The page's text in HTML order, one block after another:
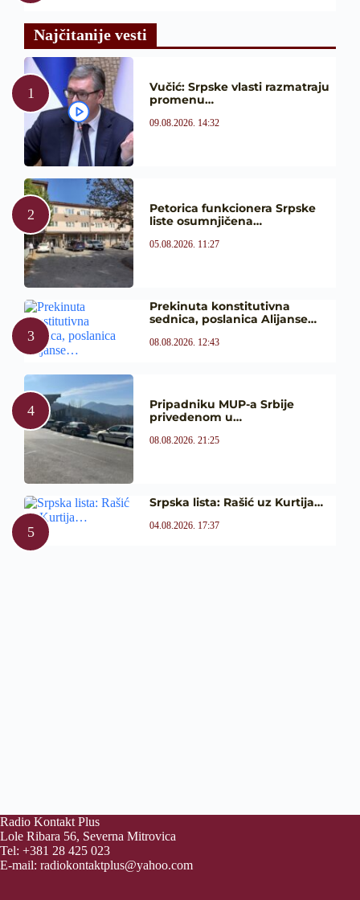
Najčitanije vesti
Vučić: Srpske vlasti razmatraju
promenu…
09.08.2026. 14:32
Petorica funkcionera Srpske
liste osumnjičena…
05.08.2026. 11:27
Prekinuta konstitutivna
sednica, poslanica Alijanse…
08.08.2026. 12:43
Pripadniku MUP-a Srbije
privedenom u…
08.08.2026. 21:25
Srpska lista: Rašić uz Kurtija…
04.08.2026. 17:37
Radio Kontakt Plus
Lole Ribara 56, Severna Mitrovica
Tel: +381 28 425 023
E-mail: radiokontaktplus@yahoo.com